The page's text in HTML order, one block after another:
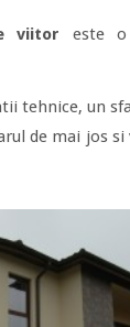
viitor este o
tehnice, un
de mai jos si